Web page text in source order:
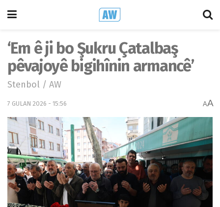
‘Em ê ji bo Şukru Çatalbaş
pêvajoyê bigihînin armancê’
Stenbol / AW
7 GULAN 2026 - 15:56 AA